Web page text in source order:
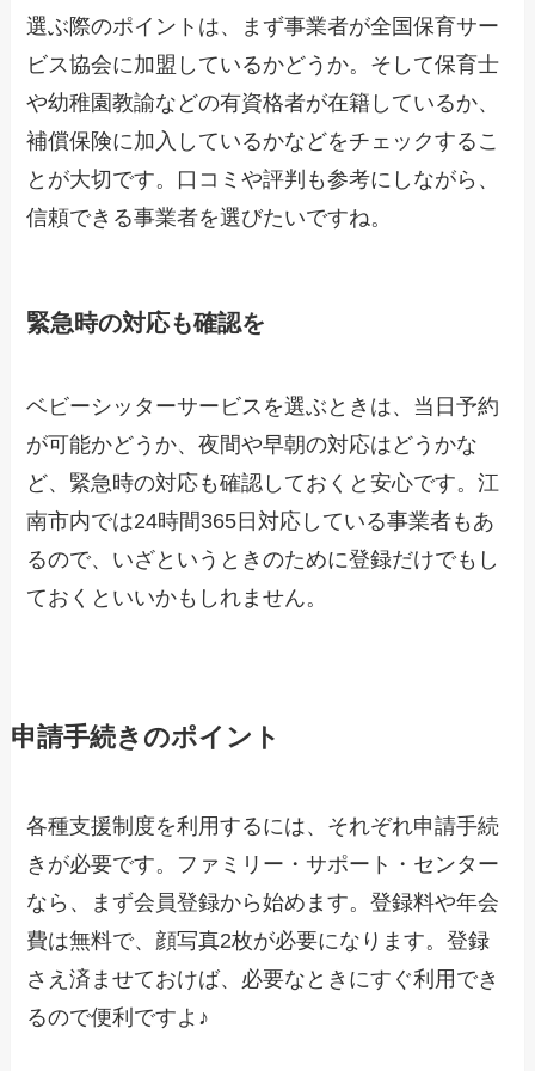
選ぶ際のポイントは、まず事業者が全国保育サー
ビス協会に加盟しているかどうか。そして保育士
や幼稚園教諭などの有資格者が在籍しているか、
補償保険に加入しているかなどをチェックするこ
とが大切です。口コミや評判も参考にしながら、
信頼できる事業者を選びたいですね。
緊急時の対応も確認を
ベビーシッターサービスを選ぶときは、当日予約
が可能かどうか、夜間や早朝の対応はどうかな
ど、緊急時の対応も確認しておくと安心です。江
南市内では24時間365日対応している事業者もあ
るので、いざというときのために登録だけでもし
ておくといいかもしれません。
申請手続きのポイント
各種支援制度を利用するには、それぞれ申請手続
きが必要です。ファミリー・サポート・センター
なら、まず会員登録から始めます。登録料や年会
費は無料で、顔写真2枚が必要になります。登録
さえ済ませておけば、必要なときにすぐ利用でき
るので便利ですよ♪